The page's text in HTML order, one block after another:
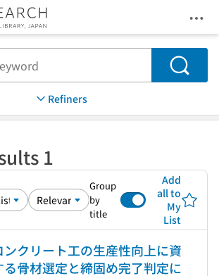
Search
Refiners
1
Group
by
title
Add
all to
My
List
ンクリート工の生産性向上に資
る骨材選定と締固め完了判定に